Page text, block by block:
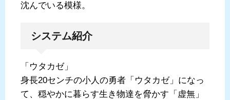
沈んでいる模様。
システム紹介
「ウタカゼ」
身長20センチの小人の勇者「ウタカゼ」になっ
て、穏やかに暮らす生き物達を脅かす「虚無」